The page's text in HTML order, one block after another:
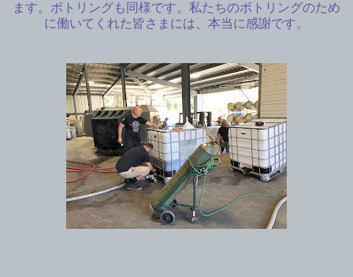
ます。ボトリングも同様です。私たちのボトリングのため
に働いてくれた皆さまには、本当に感謝です。